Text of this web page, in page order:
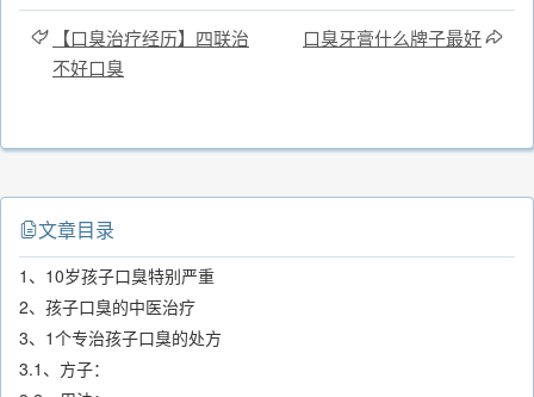
【口臭治疗经历】四联治
不好口臭
口臭牙膏什么牌子最好
文章目录
1、10岁孩子口臭特别严重
2、孩子口臭的中医治疗
3、1个专治孩子口臭的处方
3.1、方子：